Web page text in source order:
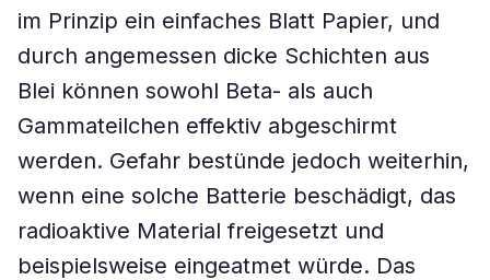
im Prinzip ein einfaches Blatt Papier, und
durch angemessen dicke Schichten aus
Blei können sowohl Beta- als auch
Gammateilchen effektiv abgeschirmt
werden. Gefahr bestünde jedoch weiterhin,
wenn eine solche Batterie beschädigt, das
radioaktive Material freigesetzt und
beispielsweise eingeatmet würde. Das